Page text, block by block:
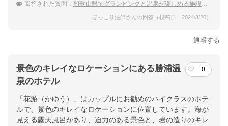
回答された質問： 和歌山県でグランピングと温泉が楽しめる施設のおすすめを教えて！
ほっこり法師さんの回答（投稿日：2024/3/20）
通報する
景色のキレイなロケーションにある勝浦温
泉のホテル
0
「花游（かゆう）」はカップルにお勧めのハイクラスのホテ
ルで、景色のキレイなロケーションに位置しています。海が
見える露天風呂があり、迫力のある景色と、岩の造りのキレ